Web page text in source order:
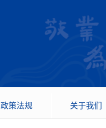
政策法规 关于我们